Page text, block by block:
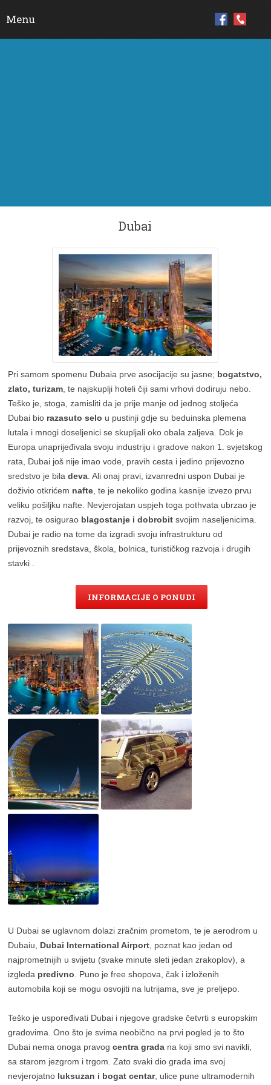
Menu
Skip to content
Dubai
Pri samom spomenu Dubaia prve asocijacije su jasne; bogatstvo,
zlato, turizam, te najskuplji hoteli čiji sami vrhovi dodiruju nebo.
Teško je, stoga, zamisliti da je prije manje od jednog stoljeća
Dubai bio razasuto selo u pustinji gdje su beduinska plemena
lutala i mnogi doseljenici se skupljali oko obala zaljeva. Dok je
Europa unaprijeđivala svoju industriju i gradove nakon 1. svjetskog
rata, Dubai još nije imao vode, pravih cesta i jedino prijevozno
sredstvo je biladeva. Ali onaj pravi, izvanredni uspon Dubai je
doživio otkrićem nafte, te je nekoliko godina kasnije izvezo prvu
veliku pošiljku nafte. Nevjerojatan uspjeh toga pothvata ubrzao je
razvoj, te osigurao blagostanje i dobrobit svojim naseljenicima.
Dubai je radio na tome da izgradi svoju infrastrukturu od
prijevoznih sredstava, škola, bolnica, turističkog razvoja i drugih
stavki .
INFORMACIJE O PONUDI
U Dubai se uglavnom dolazi zračnim prometom, te je aerodrom u
Dubaiu, Dubai International Airport, poznat kao jedan od
najprometnijih u svijetu (svake minute sleti jedan zrakoplov), a
izgleda predivno. Puno je free shopova, čak i izloženih
automobila koji se mogu osvojiti na lutrijama, sve je preljepo.
Teško je uspoređivati Dubai i njegove gradske četvrti s europskim
gradovima. Ono što je svima neobično na prvi pogled je to što
Dubai nema onoga pravogcentra grada na koji smo svi navikli,
sa starom jezgrom i trgom. Zato svaki dio grada ima svoj
nevjerojatno luksuzan i bogat centar, ulice pune ultramodernih